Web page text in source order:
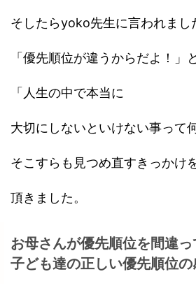
そしたらyoko先生に言われまし
「優先順位が違うからだよ！」と
「人生の中で本当に
大切にしないといけない事って
そこすらも見つめ直すきっかけ
頂きました。
お母さんが優先順位を間違
子ども達の正しい優先順位